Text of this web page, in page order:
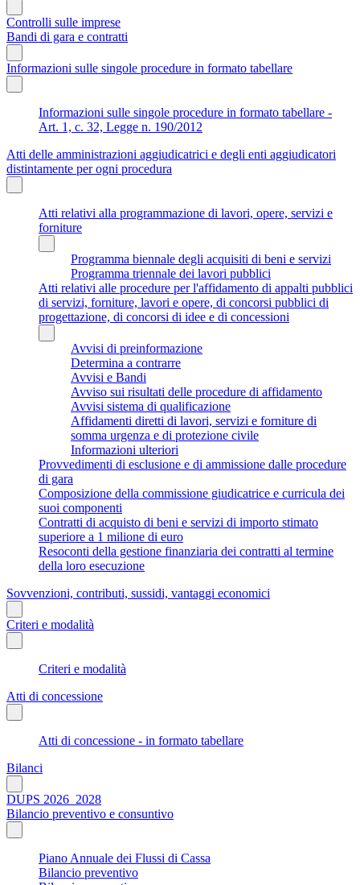
Controlli sulle imprese
Bandi di gara e contratti
Informazioni sulle singole procedure in formato tabellare
Informazioni sulle singole procedure in formato tabellare -
Art. 1, c. 32, Legge n. 190/2012
Atti delle amministrazioni aggiudicatrici e degli enti aggiudicatori
distintamente per ogni procedura
Atti relativi alla programmazione di lavori, opere, servizi e
forniture
Programma biennale degli acquisiti di beni e servizi
Programma triennale dei lavori pubblici
Atti relativi alle procedure per l'affidamento di appalti pubblici
di servizi, forniture, lavori e opere, di concorsi pubblici di
progettazione, di concorsi di idee e di concessioni
Avvisi di preinformazione
Determina a contrarre
Avvisi e Bandi
Avviso sui risultati delle procedure di affidamento
Avvisi sistema di qualificazione
Affidamenti diretti di lavori, servizi e forniture di
somma urgenza e di protezione civile
Informazioni ulteriori
Provvedimenti di esclusione e di ammissione dalle procedure
di gara
Composizione della commissione giudicatrice e curricula dei
suoi componenti
Contratti di acquisto di beni e servizi di importo stimato
superiore a 1 milione di euro
Resoconti della gestione finanziaria dei contratti al termine
della loro esecuzione
Sovvenzioni, contributi, sussidi, vantaggi economici
Criteri e modalità
Criteri e modalità
Atti di concessione
Atti di concessione - in formato tabellare
Bilanci
DUPS 2026_2028
Bilancio preventivo e consuntivo
Piano Annuale dei Flussi di Cassa
Bilancio preventivo